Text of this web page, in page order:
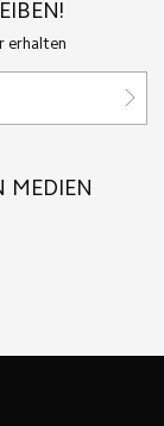
erhalten
MEDIEN